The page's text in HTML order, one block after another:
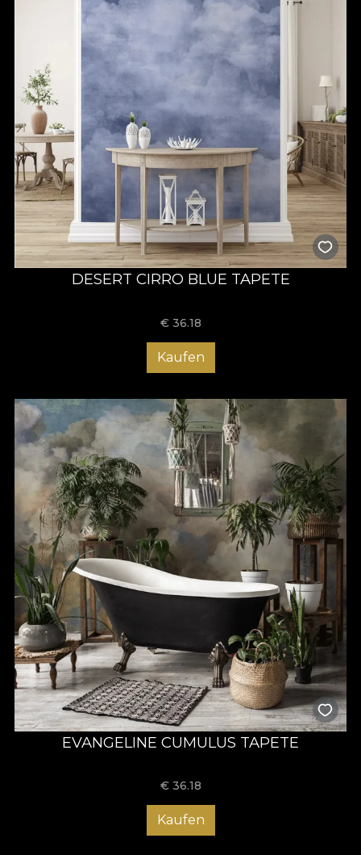
DESERT CIRRO BLUE TAPETE
€ 36.18
Kaufen
EVANGELINE CUMULUS TAPETE
€ 36.18
Kaufen